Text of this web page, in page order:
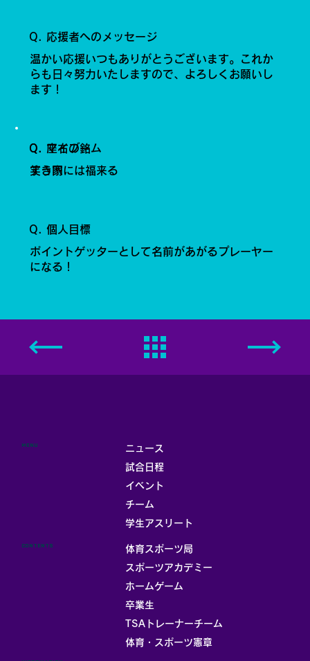
笑う門には福来る
Q. 座右の銘
すき家
Q. マイブーム
ポイントゲッターとして名前があがるプレーヤー
になる！
Q. 個人目標
Q. 応援者へのメッセージ
温かい応援いつもありがとうございます。これか
らも日々努力いたしますので、よろしくお願いし
ます！
ニュース
試合日程
イベント
チーム
学生アスリート
MENU
体育スポーツ局
スポーツアカデミー
ホームゲーム
卒業生
TSAトレーナーチーム
体育・スポーツ憲章
CONTENTS